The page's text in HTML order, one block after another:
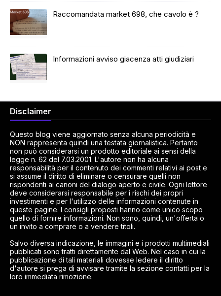
Raccomandata market 698, che cavolo è ?
Informazioni avviso giacenza atti giudiziari
Disclaimer
Questo blog viene aggiornato senza alcuna periodicità e
NON rappresenta quindi una testata giornalistica. Pertanto
non può considerarsi un prodotto editoriale ai sensi della
legge n. 62 del 7.03.2001. L'autore non ha alcuna
responsabilità per il contenuto dei commenti relativi ai post e
si assume il diritto di eliminare o censurare quelli non
rispondenti ai canoni del dialogo aperto e civile. Ogni lettore
deve considerarsi responsabile per i rischi dei propri
investimenti e per l'utilizzo delle informazioni contenute in
queste pagine. I consigli proposti hanno come unico scopo
quello di fornire informazioni. Non sono, quindi, un'offerta o
un invito a comprare o a vendere titoli.
Salvo diversa indicazione, le immagini e i prodotti multimediali
pubblicati sono tratti direttamente dal Web. Nel caso in cui la
pubblicazione di tali materiali dovesse ledere il diritto
d'autore si prega di avvisare tramite la sezione contatti per la
loro immediata rimozione.